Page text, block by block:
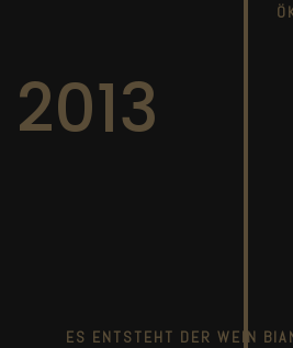
2013
ES ENTSTEHT DER WEIN